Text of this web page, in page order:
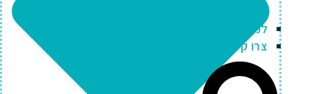
הדיגיטל
למה כאן?
צרו קשר